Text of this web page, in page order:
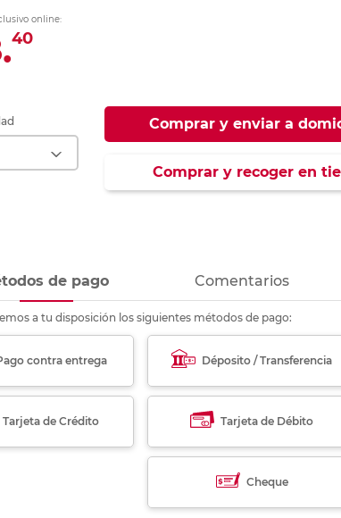
online:
40
Comprar y enviar a
Comprar y recoger en
de pago Comentarios
a tu disposición los siguientes métodos de pago:
contra entrega Déposito / Transferencia
Tarjeta de Crédito Tarjeta de Débito
Cheque